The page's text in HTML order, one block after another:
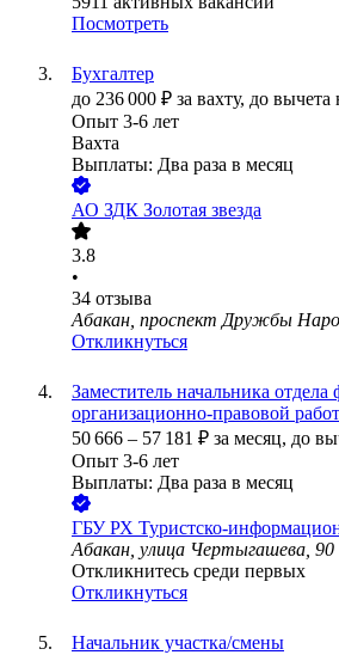
Посмотреть
Бухгалтер
до 236 000 ₽ за вахту, до вычета
Опыт 3-6 лет
Вахта
Выплаты: Два раза в месяц
АО ЗДК Золотая звезда
3.8
•
34 отзыва
Абакан, проспект Дружбы
Откликнуться
Заместитель начальника отдела
организационно-правовой
50 666 – 57 181 ₽ за месяц, до
Опыт 3-6 лет
Выплаты: Два раза в месяц
ГБУ РХ Туристско-
Абакан, улица Чертыгашева, 90
Откликнитесь среди первых
Откликнуться
Начальник участка/смены